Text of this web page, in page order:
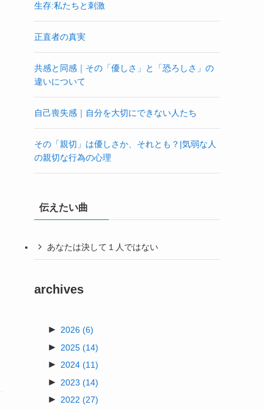
生存:私たちと刺激
正直者の真実
共感と同感｜その「優しさ」と「恐ろしさ」の
違いについて
自己喪失感｜自分を大切にできない人たち
その「親切」は優しさか、それとも？|気弱な人
の親切な行為の心理
伝えたい曲
あなたは決して１人ではない
archives
► 2026 (6)
► 2025 (14)
► 2024 (11)
► 2023 (14)
► 2022 (27)